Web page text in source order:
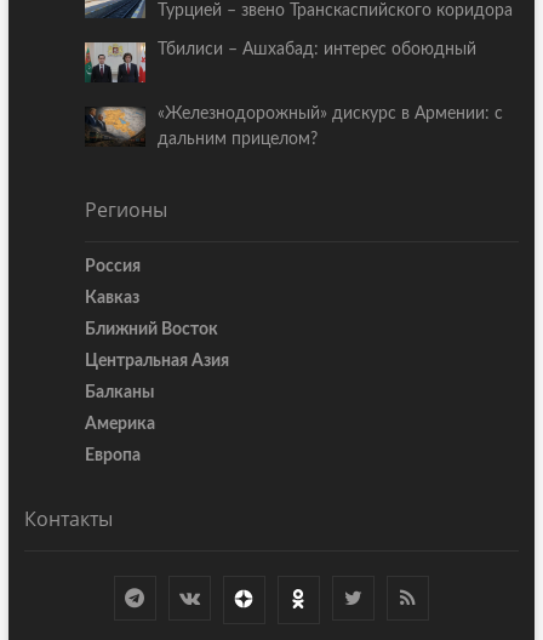
Турцией – звено Транскаспийского коридора
Тбилиси – Ашхабад: интерес обоюдный
«Железнодорожный» дискурс в Армении: с
дальним прицелом?
Регионы
Россия
Кавказ
Ближний Восток
Центральная Азия
Балканы
Америка
Европа
Контакты